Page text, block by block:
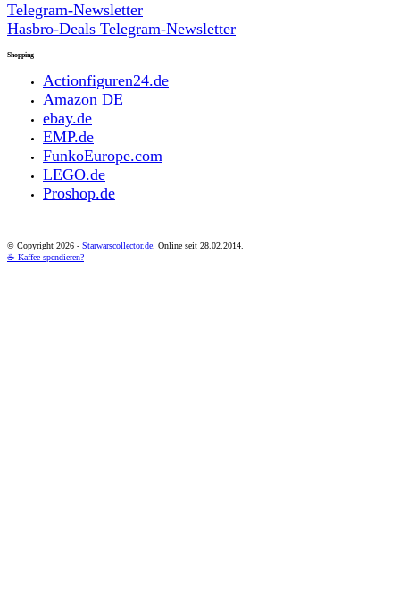
Telegram-Newsletter
Hasbro-Deals Telegram-Newsletter
Shopping
Actionfiguren24.de
Amazon DE
ebay.de
EMP.de
FunkoEurope.com
LEGO.de
Proshop.de
© Copyright 2026 - Starwarscollector.de . Online seit 28.02.2014.
☕ Kaffee spendieren?